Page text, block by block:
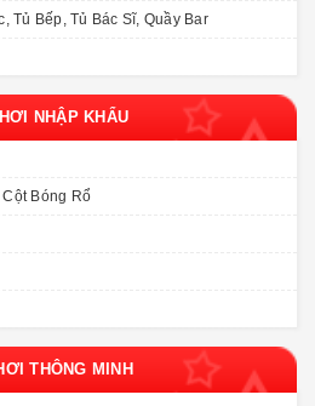
Tủ Bếp, Tủ Bác Sĩ, Quầy Bar
NHẬP KHẨU
Bóng Rổ
THÔNG MINH